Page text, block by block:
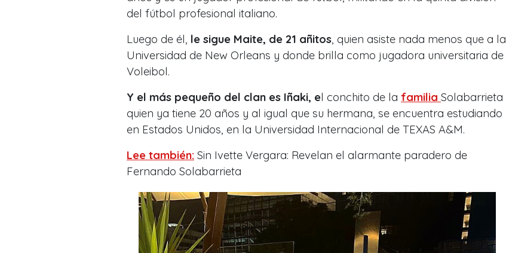
del fútbol profesional italiano.
Luego de él, le sigue Maite, de 21 añitos, quien asiste nada menos que a la
Universidad de New Orleans y donde brilla como jugadora universitaria de
Voleibol.
Y el más pequeño del clan es Iñaki, el conchito de la familia Solabarrieta
quien ya tiene 20 años y al igual que su hermana, se encuentra estudiando
en Estados Unidos, en la Universidad Internacional de TEXAS A&M.
Lee también: Sin Ivette Vergara: Revelan el alarmante paradero de
Fernando Solabarrieta